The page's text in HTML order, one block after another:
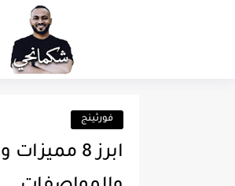
فورثينج